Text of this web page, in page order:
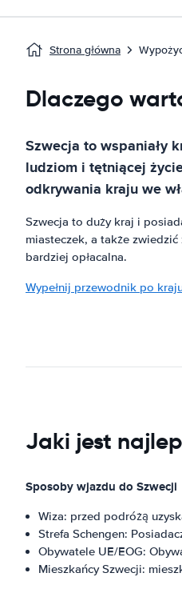
Strona główna
Dlaczego
Szwecja to wspaniały
ludziom i tętniącej
odkrywania kraju we
Szwecja to duży kraj i
miasteczek, a także
bardziej opłacalna.
Wypełnij przewodnik po
Jaki jest
Sposoby wjazdu do Szwecji
Wiza: przed podróżą
Strefa Schengen:
Obywatele UE/EOG:
Mieszkańcy Szwecji: